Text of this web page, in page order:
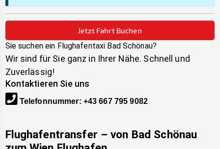
Jetzt Fahrt Buchen
Sie suchen ein Flughafentaxi Bad Schönau?
Wir sind für Sie ganz in Ihrer Nähe. Schnell und
Zuverlässig!
Kontaktieren Sie uns
Telefonnummer: +43 667 795 9082
Flughafentransfer – von Bad Schönau